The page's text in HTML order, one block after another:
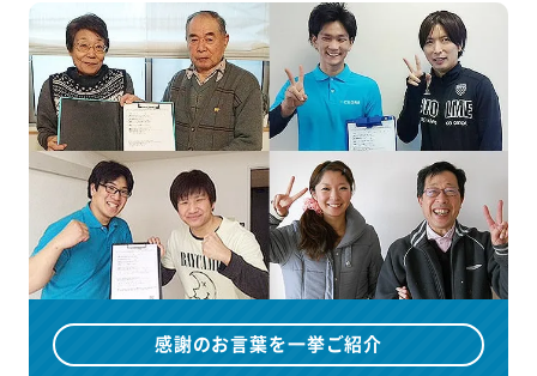
感謝のお言葉を一挙ご紹介